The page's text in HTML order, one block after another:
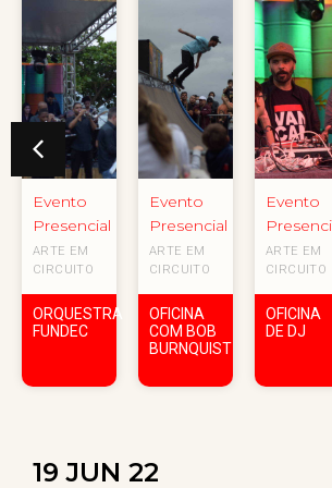
Evento
Presencial
ARTE EM
CIRCUITO
ORQUESTRA
FUNDEC
Evento
Presencial
ARTE EM
CIRCUITO
OFICINA
COM BOB
BURNQUIST
Evento
ARTE EM
CIRCUITO
OFICINA
DE DJ
19 JUN 22